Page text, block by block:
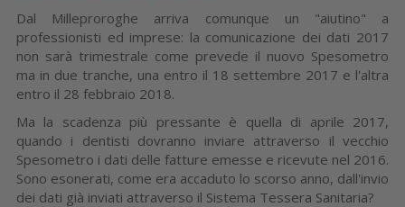
Dal Milleproroghe arriva comunque un "aiutino" a
professionisti ed imprese: la comunicazione dei dati 2017
non sarà trimestrale come prevede il nuovo Spesometro
ma in due tranche, una entro il 18 settembre 2017 e l'altra
entro il 28 febbraio 2018.
Ma la scadenza più pressante è quella di aprile 2017,
quando i dentisti dovranno inviare attraverso il vecchio
Spesometro i dati delle fatture emesse e ricevute nel 2016.
Sono esonerati, come era accaduto lo scorso anno, dall'invio
dei dati già inviati attraverso il Sistema Tessera Sanitaria?